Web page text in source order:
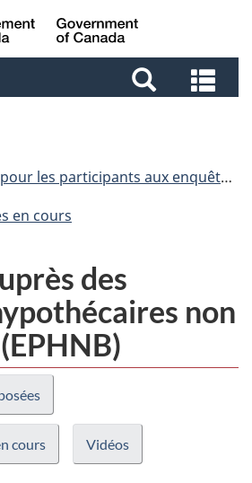
Aller
au
Aller
au
Passer
à
et
les participants aux enquêtes (RPE)
en cours
des
non
cours Vidéos